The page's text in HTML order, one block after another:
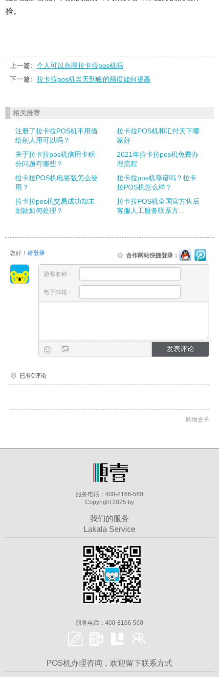
验。
上一篇:
个人可以办理拉卡拉pos机吗
下一篇:
拉卡拉pos机当天到账的额度如何提高
相关推荐
注册了拉卡拉POS机不用借
给别人用可以吗？
拉卡拉POS机和汇付天下哪
家好
关于拉卡拉pos机信用卡积
分问题有哪些？
2021年拉卡拉pos机免费办
理流程
拉卡拉POS机电签版怎么使
用？
拉卡拉pos机靠谱吗？拉卡
拉POS机怎么样？
拉卡拉pos机交易成功却未
划款如何处理？
拉卡拉POS机全国官方售后
客服人工服务联系方...
您好！ 请登录 合作网站快捷登录：
游客名称：
电子邮箱：
已有0评论
购物盒子
服务电话：400-8166-560
Copyright 2025 by
我们的服务
Lakala Service
服务电话：400-8166-560
POS机办理咨询，欢迎留下联系方式